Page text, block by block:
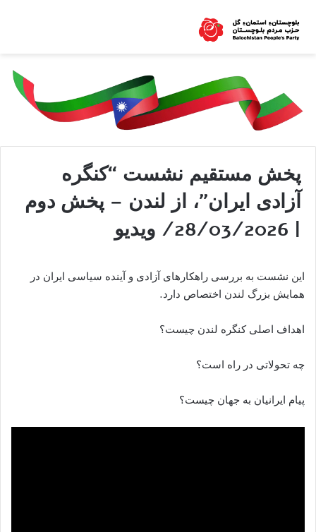
پخش مستقیم نشست “كنگره
آزادی ايران”، از لندن – پخش دوم
| 28/03/2026/ ویدیو
این نشست به بررسی راهکارهای آزادی و آینده سیاسی ایران در
همایش بزرگ لندن اختصاص دارد.
اهداف اصلی کنگره لندن چیست؟
چه تحولاتی در راه است؟
پیام ایرانیان به جهان چیست؟